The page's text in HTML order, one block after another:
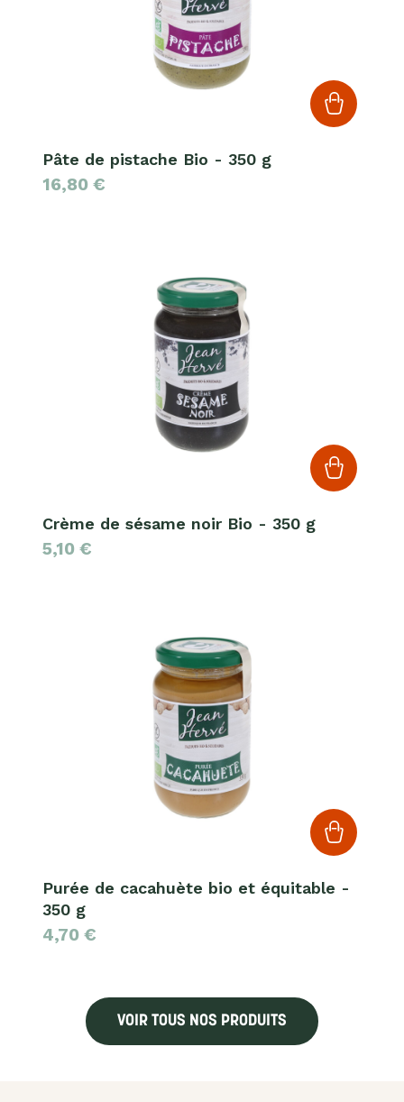
Pâte de pistache Bio - 350 g
16,80 €
Crème de sésame noir Bio - 350 g
5,10 €
Purée de cacahuète bio et équitable -
350 g
4,70 €
VOIR TOUS NOS PRODUITS